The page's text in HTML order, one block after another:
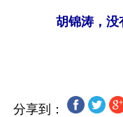
胡锦涛，没
分享到：